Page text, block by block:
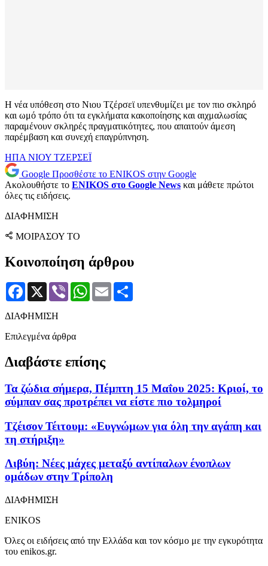
Η νέα υπόθεση στο Νιου Τζέρσεϊ υπενθυμίζει με τον πιο σκληρό
και ωμό τρόπο ότι τα εγκλήματα κακοποίησης και αιχμαλωσίας
παραμένουν σκληρές πραγματικότητες, που απαιτούν άμεση
παρέμβαση και συνεχή επαγρύπνηση.
ΗΠΑ ΝΙΟΥ ΤΖΕΡΣΕΪ
Google Προσθέστε το ENIKOS στην Google
Ακολουθήστε το ENIKOS στο Google News και μάθετε πρώτοι
όλες τις ειδήσεις.
ΔΙΑΦΗΜΙΣΗ
ΜΟΙΡΑΣΟΥ ΤΟ
Κοινοποίηση άρθρου
Facebook
X Viber WhatsApp
Email
ΔΙΑΦΗΜΙΣΗ
Επιλεγμένα άρθρα
Διαβάστε επίσης
Τα ζώδια σήμερα, Πέμπτη 15 Μαΐου 2025: Κριοί, το
σύμπαν σας προτρέπει να είστε πιο τολμηροί
Τζέισον Τέιτουμ: «Ευγνώμων για όλη την αγάπη και
τη στήριξη»
Λιβύη: Νέες μάχες μεταξύ αντίπαλων ένοπλων
ομάδων στην Τρίπολη
ΔΙΑΦΗΜΙΣΗ
ENIKOS
Όλες οι ειδήσεις από την Ελλάδα και τον κόσμο με την εγκυρότητα
του enikos.gr.